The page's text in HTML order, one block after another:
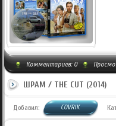
Комментариев: 0
ШРАМ / THE CUT (2014)
Добавил: COVRIK